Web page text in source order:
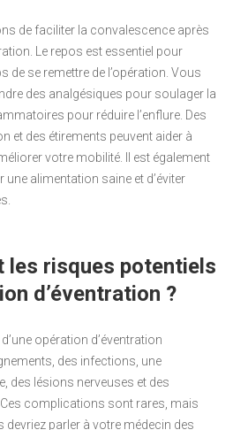
de faciliter la convalescence après
Le repos est essentiel pour
de se remettre de l’opération. Vous
des analgésiques pour soulager la
pour réduire l’enflure. Des
et des étirements peuvent aider à
votre mobilité. Il est également
alimentation saine et d’éviter
les risques potentiels
d’éventration ?
opération d’éventration
des infections, une
des lésions nerveuses et des
complications sont rares, mais
devriez parler à votre médecin des